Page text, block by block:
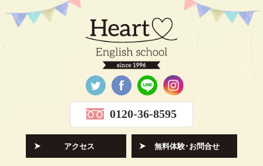
0120-36-8595
アクセス 無料体験･お問合せ